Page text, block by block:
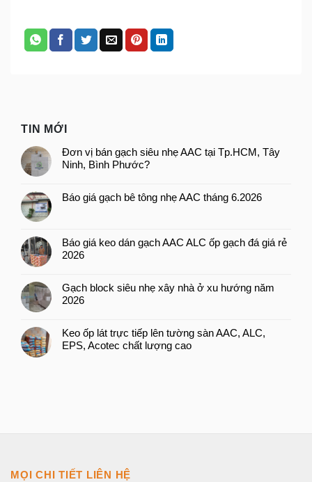
TIN MỚI
Đơn vị bán gạch siêu nhẹ AAC tại Tp.HCM, Tây
Ninh, Bình Phước?
Báo giá gạch bê tông nhẹ AAC tháng 6.2026
Báo giá keo dán gạch AAC ALC ốp gạch đá giá rẻ
2026
Gạch block siêu nhẹ xây nhà ở xu hướng năm
2026
Keo ốp lát trực tiếp lên tường sàn AAC, ALC,
EPS, Acotec chất lượng cao
MỌI CHI TIẾT LIÊN HỆ